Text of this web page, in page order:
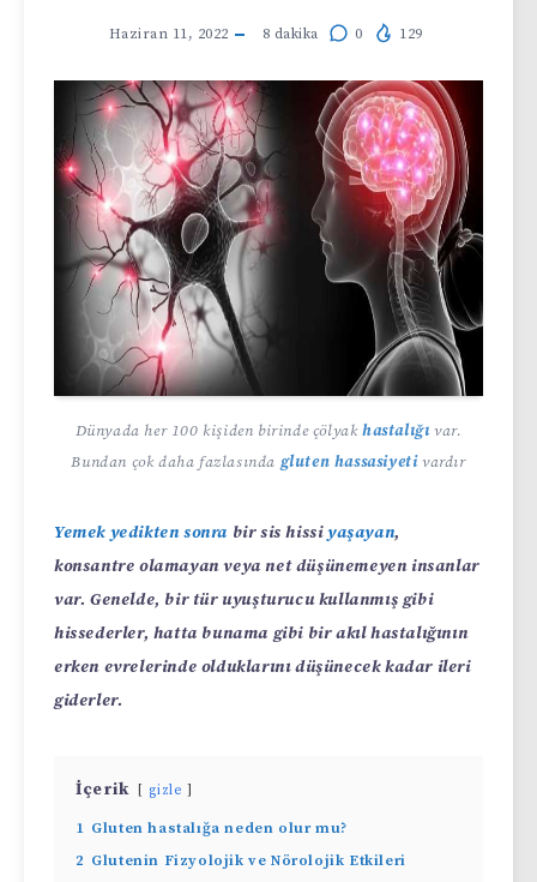
Haziran 11, 2022 8 dakika 0 129
Dünyada her 100 kişiden birinde çölyakhastalığı var.
Bundan çok daha fazlasında gluten hassasiyetivardır
Yemek yedikten sonra bir sis hissiyaşayan,
konsantre olamayan veya net düşünemeyen insanlar
var. Genelde, bir tür uyuşturucu kullanmış gibi
hissederler, hatta bunama gibi bir akıl hastalığının
erken evrelerinde olduklarını düşünecek kadar ileri
giderler.
İçerik gizle
1 Gluten hastalığa neden olur mu?
2 Glutenin Fizyolojik ve Nörolojik Etkileri